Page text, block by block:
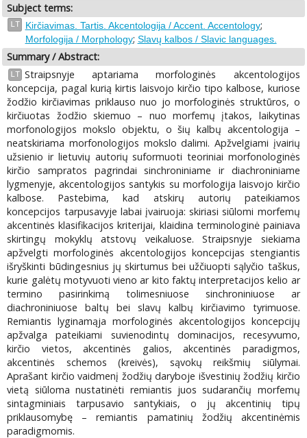
Subject terms:
LT Kirčiavimas. Tartis. Akcentologija / Accent. Accentology;
Morfologija / Morphology; Slavų kalbos / Slavic languages.
Summary / Abstract:
LT Straipsnyje aptariama morfologinės akcentologijos
koncepcija, pagal kurią kirtis laisvojo kirčio tipo kalbose, kuriose
žodžio kirčiavimas priklauso nuo jo morfologinės struktūros, o
kirčiuotas žodžio skiemuo – nuo morfemų įtakos, laikytinas
morfonologijos mokslo objektu, o šių kalbų akcentologija –
neatskiriama morfonologijos mokslo dalimi. Apžvelgiami įvairių
užsienio ir lietuvių autorių suformuoti teoriniai morfonologinės
kirčio sampratos pagrindai sinchroniniame ir diachroniniame
lygmenyje, akcentologijos santykis su morfologija laisvojo kirčio
kalbose. Pastebima, kad atskirų autorių pateikiamos
koncepcijos tarpusavyje labai įvairuoja: skiriasi siūlomi morfemų
akcentinės klasifikacijos kriterijai, klaidina terminologinė painiava
skirtingų mokyklų atstovų veikaluose. Straipsnyje siekiama
apžvelgti morfologinės akcentologijos koncepcijas stengiantis
išryškinti būdingesnius jų skirtumus bei užčiuopti sąlyčio taškus,
kurie galėtų motyvuoti vieno ar kito faktų interpretacijos kelio ar
termino pasirinkimą tolimesniuose sinchroniniuose ar
diachroniniuose baltų bei slavų kalbų kirčiavimo tyrimuose.
Remiantis lyginamąja morfologinės akcentologijos koncepcijų
apžvalga pateikiami suvienodintų dominacijos, recesyvumo,
kirčio vietos, akcentinės galios, akcentinės paradigmos,
akcentinės schemos (kreivės), sąvokų reikšmių siūlymai.
Aprašant kirčio vaidmenį žodžių daryboje išvestinių žodžių kirčio
vietą siūloma nustatinėti remiantis juos sudarančių morfemų
sintagminiais tarpusavio santykiais, o jų akcentinių tipų
priklausomybę – remiantis pamatinių žodžių akcentinėmis
paradigmomis.